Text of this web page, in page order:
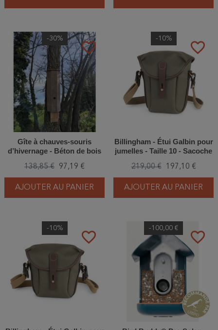
favorite_border
-30%
Gîte à chauves-souris
d’hivernage - Béton de bois
138,85 € 97,19 €
AJOUTER AU PANIER
favorite_border
-10%
Billingham - Étui Galbin pour
jumelles - Taille 10 - Sacoche
219,00 € 197,10 €
AJOUTER AU PANIER
favorite_border
-10%
favorite_border
-100,00 €